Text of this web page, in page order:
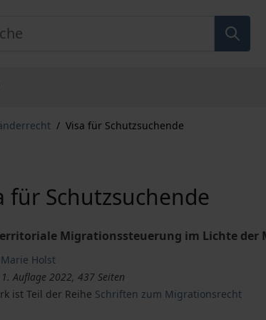
/ Visa für Schutzsuchende
für Schutzsuchende
Migrationssteuerung im Lichte der
Marie Holst
Auflage 2022, 437 Seiten
ist Teil der Reihe Schriften zum Migrationsrecht